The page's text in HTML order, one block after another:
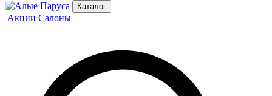
Каталог
Акции Салоны